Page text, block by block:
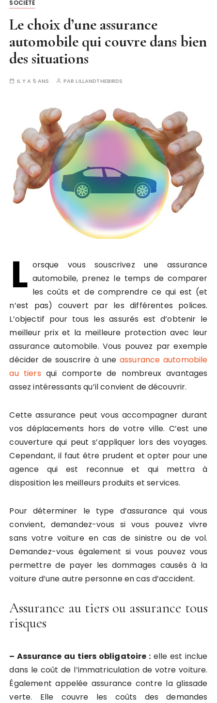
SOCIÉTÉ
Le choix d’une assurance
automobile qui couvre dans bien
des situations
IL Y A 5 ANS PARLILLANDTHEBIRDS
L orsque vous souscrivez une assurance
automobile, prenez le temps de comparer
les coûts et de comprendre ce qui est (et
n’est pas) couvert par les différentes polices.
L’objectif pour tous les assurés est d’obtenir le
meilleur prix et la meilleure protection avec leur
assurance automobile. Vous pouvez par exemple
décider de souscrire à uneassurance automobile
au tiers qui comporte de nombreux avantages
assez intéressants qu’il convient de découvrir.
Cette assurance peut vous accompagner durant
vos déplacements hors de votre ville. C’est une
couverture qui peut s’appliquer lors des voyages.
Cependant, il faut être prudent et opter pour une
agence qui est reconnue et qui mettra à
disposition les meilleurs produits et services.
Pour déterminer le type d’assurance qui vous
convient, demandez-vous si vous pouvez vivre
sans votre voiture en cas de sinistre ou de vol.
Demandez-vous également si vous pouvez vous
permettre de payer les dommages causés à la
voiture d’une autre personne en cas d’accident.
Assurance au tiers ou assurance tous
risques
– Assurance au tiers obligatoire : elle est inclue
dans le coût de l’immatriculation de votre voiture.
Également appelée assurance contre la glissade
verte. Elle couvre les coûts des demandes